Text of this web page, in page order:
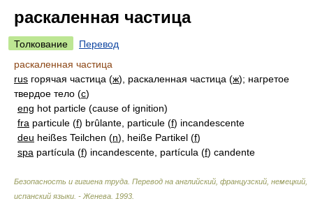
раскаленная частица
Толкование
Перевод
раскаленная частица
rus горячая частица (ж), раскаленная частица (ж); нагретое
твердое тело (с)
eng hot particle (cause of ignition)
fra particule (f) brûlante, particule (f) incandescente
deu heißes Teilchen (n), heiße Partikel (f)
spa partícula (f) incandescente, partícula (f) candente
Безопасность и гигиена труда. Перевод на английский, французский, немецкий,
испанский языки. - Женева 1993